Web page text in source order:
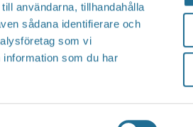
användarna, tillhandahålla
sådana identifierare och
som vi
som du har
Tillväxt Motala
Visit Östergötland
Motala Kommun